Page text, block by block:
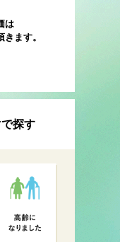
は
ます。
探す